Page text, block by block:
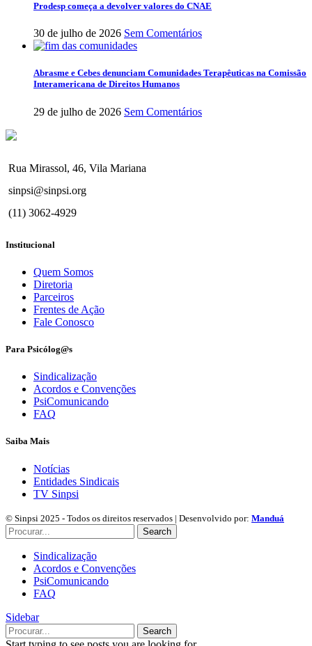
Prodesp começa a devolver valores do CNAE
30 de julho de 2026 Sem Comentários
Abrasme e Cebes denunciam Comunidades Terapêuticas na Comissão
Interamericana de Direitos Humanos
29 de julho de 2026 Sem Comentários
Rua Mirassol, 46, Vila Mariana
sinpsi@sinpsi.org
(11) 3062-4929
Institucional
Quem Somos
Diretoria
Parceiros
Frentes de Ação
Fale Conosco
Para Psicólog@s
Sindicalização
Acordos e Convenções
PsiComunicando
FAQ
Saiba Mais
Notícias
Entidades Sindicais
TV Sinpsi
© Sinpsi 2025 - Todos os direitos reservados | Desenvolvido por: Manduá
Search
Sindicalização
Acordos e Convenções
PsiComunicando
FAQ
Sidebar
Search